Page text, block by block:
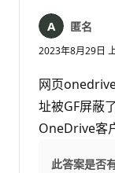
匿名
2023年8月29日
网页
址被GF屏蔽
OneDrive客
此答案是否